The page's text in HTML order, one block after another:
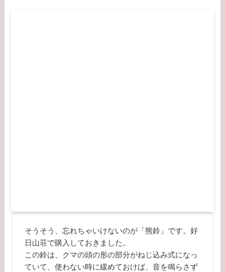
そうそう、忘れちゃいけないのが「熊鈴」です。好
日山荘で購入しておきました。
この鈴は、クマの頭の形の部分がねじ込み式になっ
ていて、使わない時に緩めておけば、音を鳴らさず